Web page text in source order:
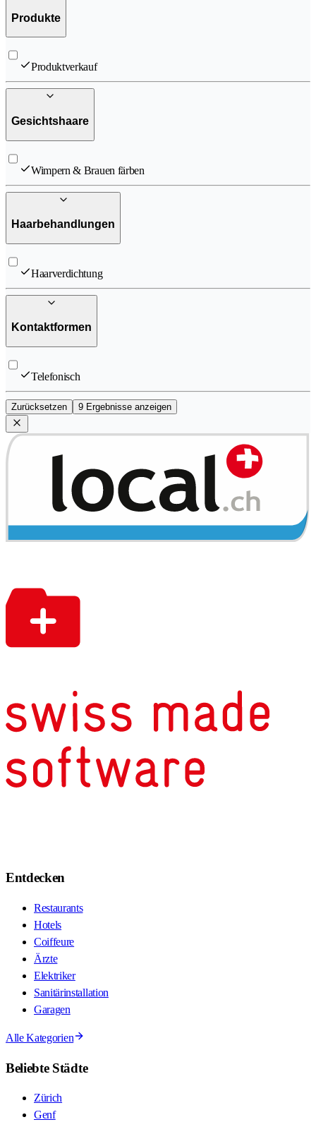
Produkte
Produktverkauf
Gesichtshaare
Wimpern & Brauen färben
Haarbehandlungen
Haarverdichtung
Kontaktformen
Telefonisch
Zurücksetzen 9 Ergebnisse anzeigen
Entdecken
Restaurants
Hotels
Coiffeure
Ärzte
Elektriker
Sanitärinstallation
Garagen
Alle Kategorien
Beliebte Städte
Zürich
Genf